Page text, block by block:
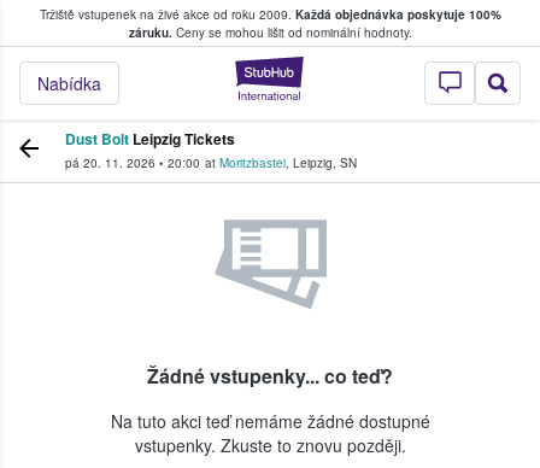
Tržiště vstupenek na živé akce od roku 2009. Každá objednávka poskytuje 100%
záruku.Ceny se mohou lišit od nominální hodnoty.
StubHub –
Nabídka
kde fanoušci kupují a prodávají vstupenky
Dust Bolt Leipzig Tickets
pá 20. 11. 2026 • 20:00 at Moritzbastei, Leipzig, SN
Žádné vstupenky... co teď?
Na tuto akci teď nemáme žádné dostupné
vstupenky. Zkuste to znovu později.